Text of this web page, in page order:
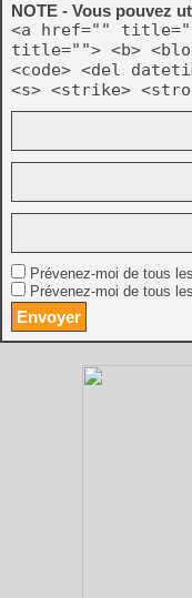
NOTE - Vous pouvez
<a href=""
title=""> <b>
<code> <del
<s> <strike>
Prévenez-moi de tous
Prévenez-moi de tous